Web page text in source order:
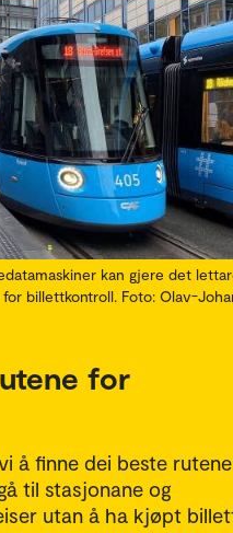
kan gjere det
billettkontroll. Foto: Olav-
for
å finne dei beste
til stasjonane og
utan å ha kjøpt